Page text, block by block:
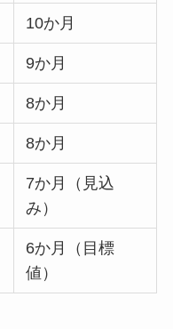
10か月
9か月
8か月
8か月
7か月（見込
み）
6か月（目標
値）